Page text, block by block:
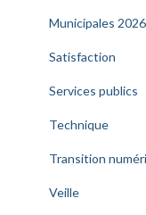
Municipales 2026
Satisfaction
Services publics
Technique
Transition
Veille